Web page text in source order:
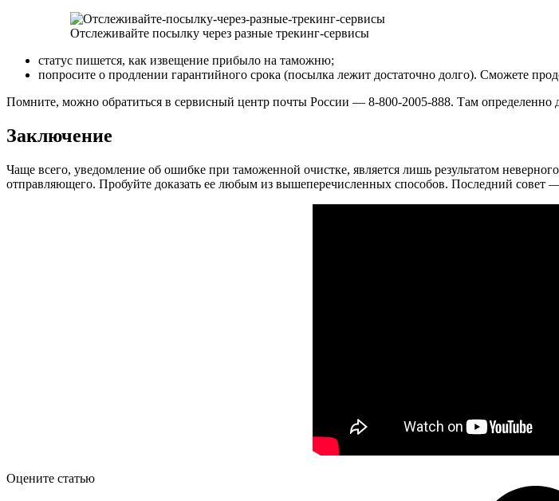
Отслеживайте посылку через разные трекинг-сервисы
статус пишется, как извещение прибыло на таможню;
попросите о продлении гарантийного срока (посылка лежит достаточно долго). Сможете
Помните, можно обратиться в сервисный центр почты России — 8-800-2005-888. Там определенно
Заключение
Чаще всего, уведомление об ошибке при таможенной очистке, является лишь результатом
отправляющего. Пробуйте доказать ее любым из вышеперечисленных способов. Последний совет
Оцените статью